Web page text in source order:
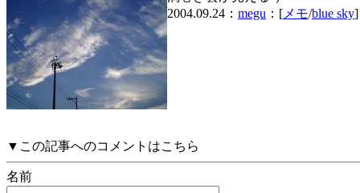
2004.09.24： megu ：[メモ/blue sky]
▼この記事へのコメントはこちら
名前